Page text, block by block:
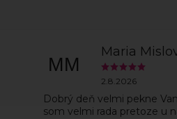
MM
Maria
2.8.2026
Dobrý deň velmi pekne
som velmi rada pretoze u